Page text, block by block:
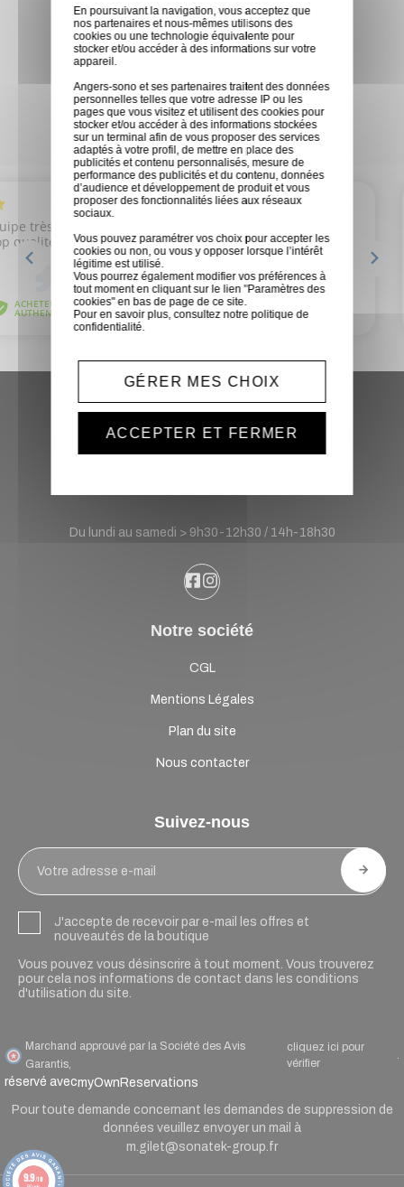
toutes demandes
Des conseils personnalisés en
fonction de vos besoins
Sonatek Location
France
Du lundi au samedi > 9h30-12h30 / 14h-18h30
Notre société
CGL
Mentions Légales
Plan du site
Nous contacter
Suivez-nous
J'accepte de recevoir par e-mail les offres et
nouveautés de la boutique
Vous pouvez vous désinscrire à tout moment. Vous trouverez
pour cela nos informations de contact dans les conditions
d'utilisation du site.
Marchand approuvé par la Société des Avis
Garantis,
cliquez ici pour
vérifier
.
réservé avecmyOwnReservations
Pour toute demande concernant les demandes de suppression de
données veuillez envoyer un mail à
m.gilet@sonatek-group.fr
9.9/10
En poursuivant la navigation, vous acceptez que
nos partenaires et nous-mêmes utilisons des
cookies ou une technologie équivalente pour
stocker et/ou accéder à des informations sur votre
appareil.
Angers-sono et ses partenaires traitent des données
personnelles telles que votre adresse IP ou les
pages que vous visitez et utilisent des cookies pour
stocker et/ou accéder à des informations stockées
sur un terminal afin de vous proposer des services
adaptés à votre profil, de mettre en place des
publicités et contenu personnalisés, mesure de
performance des publicités et du contenu, données
d’audience et développement de produit et vous
proposer des fonctionnalités liées aux réseaux
sociaux.
Vous pouvez paramétrer vos choix pour accepter les
cookies ou non, ou vous y opposer lorsque l’intérêt
légitime est utilisé.
Vous pourrez également modifier vos préférences à
tout moment en cliquant sur le lien "Paramètres des
cookies" en bas de page de ce site.
Pour en savoir plus, consultez notrepolitique de
confidentialité
GÉRER MES CHOIX
ACCEPTER ET FERMER